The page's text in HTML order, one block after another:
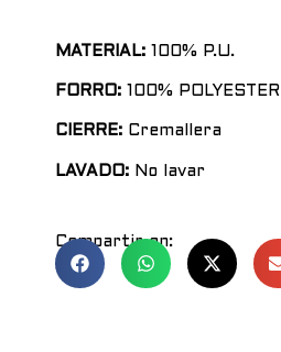
MATERIAL: 100% P.U.
FORRO: 100% POLYESTER
CIERRE: Cremallera
LAVADO: No lavar
Compartir en: